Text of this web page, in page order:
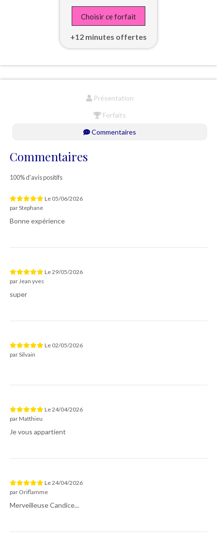
Choisir ce forfait
+12 minutes offertes
Présentation
Forfaits
Commentaires
Commentaires
100% d'avis positifs
Le 05/06/2026
parStephane
Bonne expérience
Le29/05/2026
parJean yves
super
Le 02/05/2026
parSilvain
Le24/04/2026
par Matthieu
Je vous appartient
Le24/04/2026
par Oriflamme
Merveilleuse Candice...